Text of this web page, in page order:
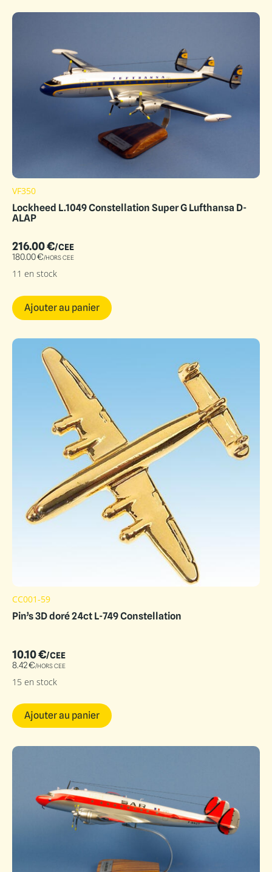
VF350
Lockheed L.1049 Constellation Super G Lufthansa D-
ALAP
216.00€/CEE
180.00€/HORS CEE
11 en stock
Ajouter au panier
CC001-59
Pin’s 3D doré 24ct L-749 Constellation
10.10€/CEE
8.42€/HORS CEE
15 en stock
Ajouter au panier